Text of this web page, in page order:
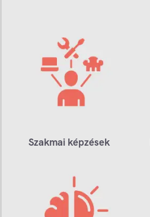
Szakmai képzések